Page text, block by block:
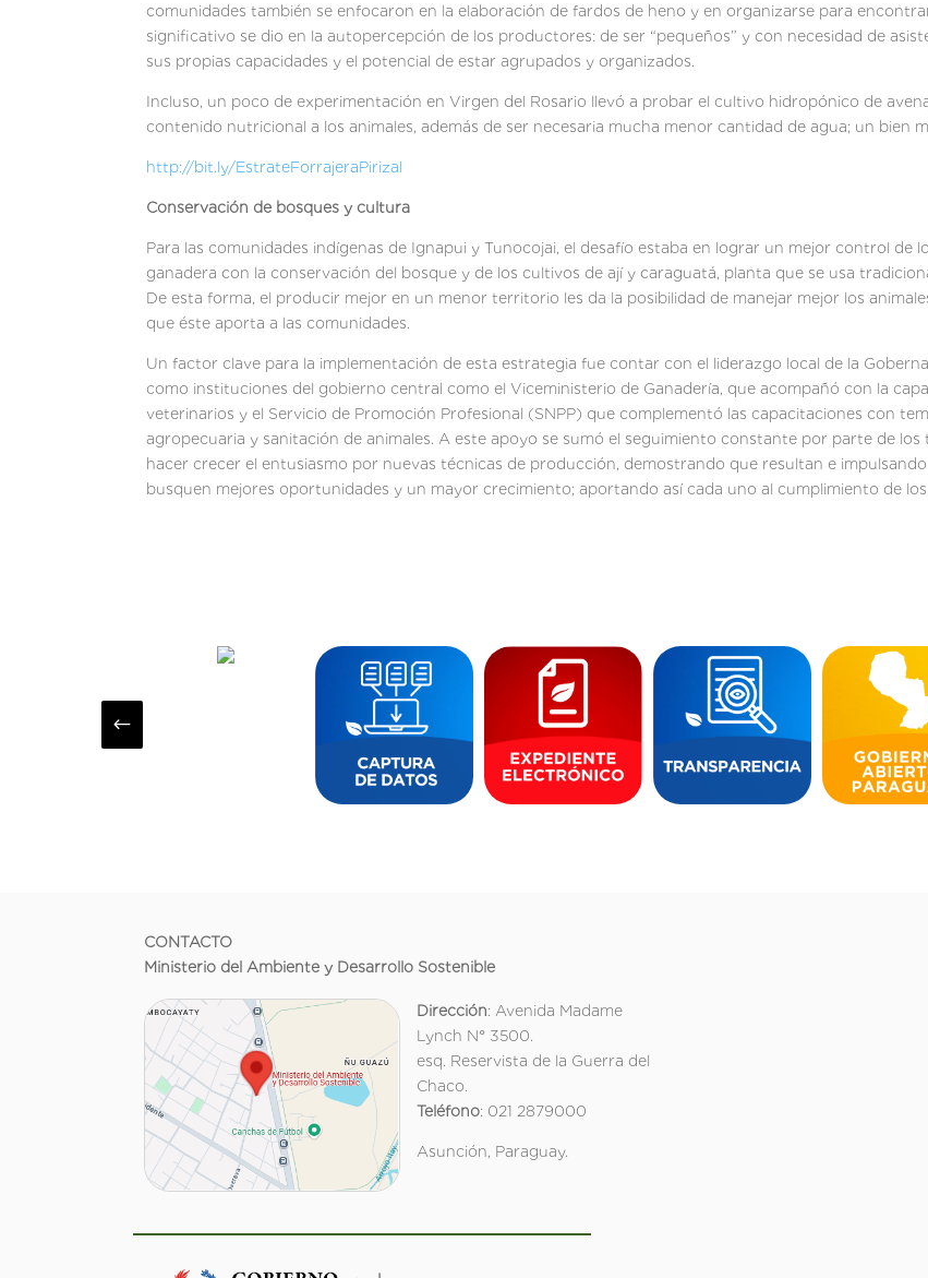
comunidades también se enfocaron en la elaboración de fardos de heno y en organizarse para
significativo se dio en la autopercepción de los productores: de ser “pequeños” y con necesidad de
sus propias capacidades y el potencial de estar agrupados y organizados.
Incluso, un poco de experimentación en Virgen del Rosario llevó a probar el cultivo hidropónico de
contenido nutricional a los animales, además de ser necesaria mucha menor cantidad de agua; un bien
http://bit.ly/EstrateForrajeraPirizal
Conservación de bosques y cultura
Para las comunidades indígenas de Ignapui y Tunocojai, el desafío estaba en lograr un mejor control de
ganadera con la conservación del bosque y de los cultivos de ají y caraguatá, planta que se usa
De esta forma, el producir mejor en un menor territorio les da la posibilidad de manejar mejor los
que éste aporta a las comunidades.
Un factor clave para la implementación de esta estrategia fue contar con el liderazgo local de la
como instituciones del gobierno central como el Viceministerio de Ganadería, que acompañó con la
veterinarios y el Servicio de Promoción Profesional (SNPP) que complementó las capacitaciones con
agropecuaria y sanitación de animales. A este apoyo se sumó el seguimiento constante por parte de
hacer crecer el entusiasmo por nuevas técnicas de producción, demostrando que resultan e
busquen mejores oportunidades y un mayor crecimiento; aportando así cada uno al cumplimiento de
#
CONTACTO
Ministerio del Ambiente y Desarrollo Sostenible
Dirección: Avenida Madame
Lynch N° 3500.
esq. Reservista de la Guerra del
Chaco.
Teléfono: 021 2879000
Asunción, Paraguay.